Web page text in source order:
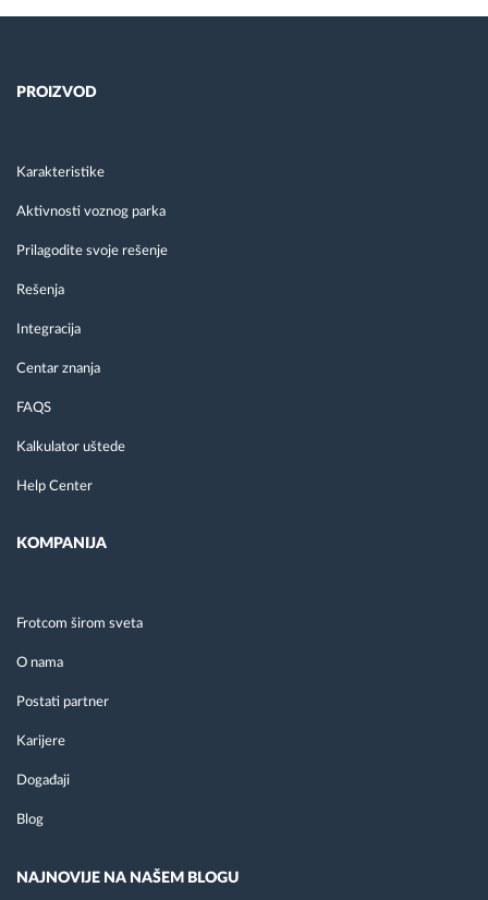
PROIZVOD
Karakteristike
Aktivnosti voznog parka
Prilagodite svoje rešenje
Rešenja
Integracija
Centar znanja
FAQS
Kalkulator uštede
Help Center
KOMPANIJA
Frotcom širom sveta
O nama
Postati partner
Karijere
Događaji
Blog
NAJNOVIJE NA NAŠEM BLOGU